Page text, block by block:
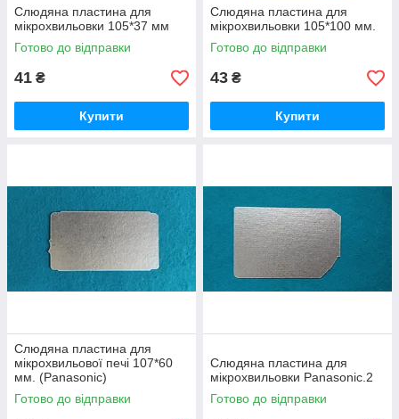
Слюдяна пластина для
мікрохвильовки 105*37 мм
Готово до відправки
41 ₴
Купити
Слюдяна пластина для
мікрохвильовки 105*100 мм.
Готово до відправки
43 ₴
Купити
Слюдяна пластина для
мікрохвильової печі 107*60
мм. (Panasonic)
Готово до відправки
Слюдяна пластина для
мікрохвильовки Panasonic.2
Готово до відправки